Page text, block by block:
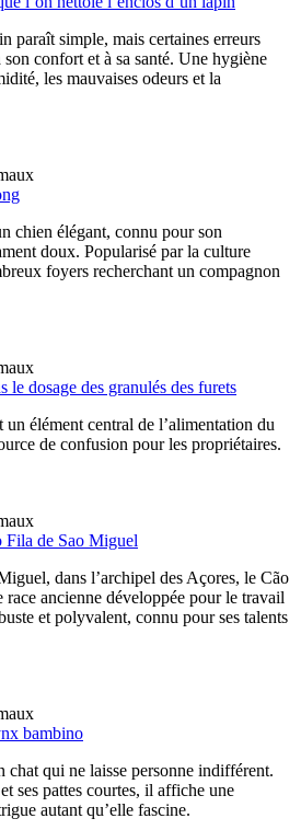
paraît simple, mais certaines erreurs
confort et à sa santé. Une hygiène
les mauvaises odeurs et la
chien élégant, connu pour son
doux. Popularisé par la culture
foyers recherchant un compagnon
le dosage des granulés des furets
un élément central de l’alimentation du
de confusion pour les propriétaires.
Fila de Sao Miguel
dans l’archipel des Açores, le Cão
ancienne développée pour le travail
et polyvalent, connu pour ses talents
bambino
qui ne laisse personne indifférent.
ses pattes courtes, il affiche une
autant qu’elle fascine.